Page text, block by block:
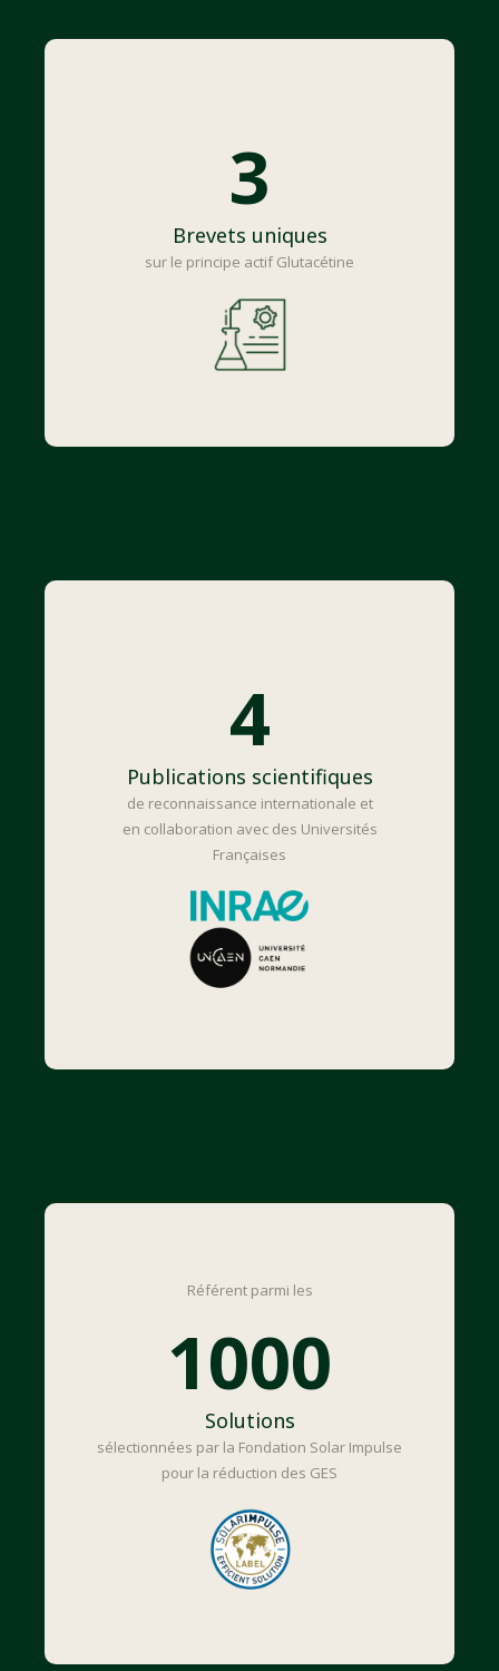
3
Brevets uniques
sur le principe actif Glutacétine
4
Publications scientifiques
de reconnaissance internationale et
en collaboration avec des Universités
Françaises
Référent parmi les
1000
Solutions
sélectionnées par la Fondation Solar Impulse
pour la réduction des GES